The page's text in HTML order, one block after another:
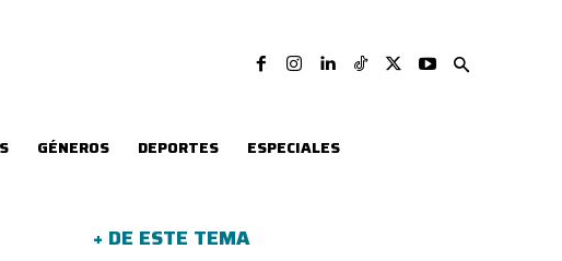
GÉNEROS DEPORTES ESPECIALES
+ DE ESTE TEMA